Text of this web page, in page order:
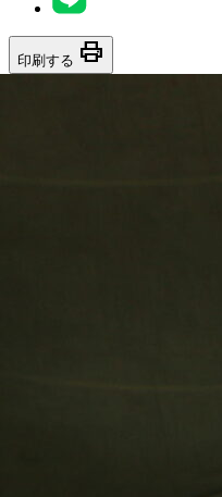
印刷する print